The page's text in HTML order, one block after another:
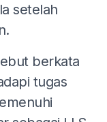
setelah
berkata
tugas